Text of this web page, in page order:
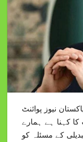
نیوز پوائنٹ
کا کہنا ہے ہمارے
کے مسئلہ کو